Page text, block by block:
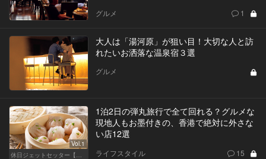
グルメ 1
大人は「湯河原」が狙い目！大切な人と訪
れたいお洒落な温泉宿３選
グルメ
Vol.1
1泊2日の弾丸旅行で全て回れる？グルメな
現地人もお墨付きの、香港で絶対に外さな
い店12選
ライフスタイル 15